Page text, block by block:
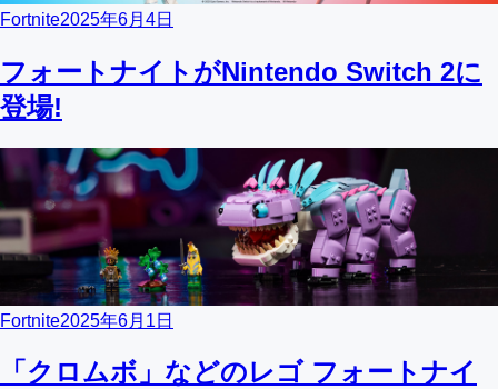
Fortnite2025年6月4日
フォートナイトがNintendo Switch 2に
登場!
Fortnite2025年6月1日
「クロムボ」などのレゴ フォートナイ